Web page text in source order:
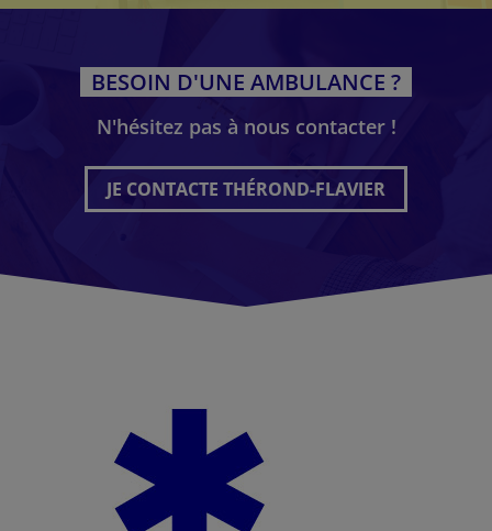
BESOIN D'UNE AMBULANCE ?
N'hésitez pas à nous contacter !
JE CONTACTE THÉROND-FLAVIER